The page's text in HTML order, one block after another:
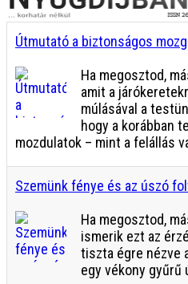
Útmutató a biztonságos
Ha megosztod,
amit a
múlásával a
hogy a korábban
mozdulatok – mint a felállás
Szemünk fénye és az úszó
Ha megosztod,
ismerik ezt az
tiszta égre nézve
egy vékony gyűrű